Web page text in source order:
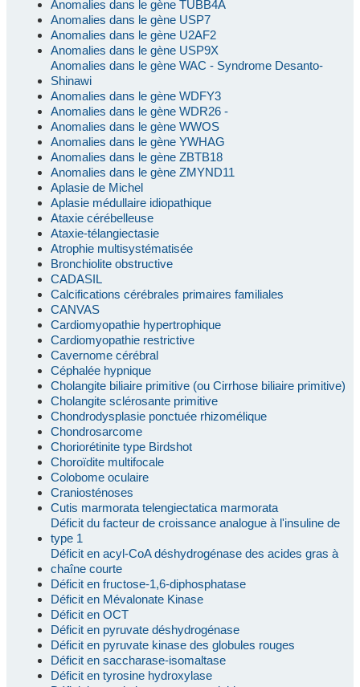
Anomalies dans le gène TUBB4A
Anomalies dans le gène USP7
Anomalies dans le gène U2AF2
Anomalies dans le gène USP9X
Anomalies dans le gène WAC - Syndrome Desanto-
Shinawi
Anomalies dans le gène WDFY3
Anomalies dans le gène WDR26 -
Anomalies dans le gène WWOS
Anomalies dans le gène YWHAG
Anomalies dans le gène ZBTB18
Anomalies dans le gène ZMYND11
Aplasie de Michel
Aplasie médullaire idiopathique
Ataxie cérébelleuse
Ataxie-télangiectasie
Atrophie multisystématisée
Bronchiolite obstructive
CADASIL
Calcifications cérébrales primaires familiales
CANVAS
Cardiomyopathie hypertrophique
Cardiomyopathie restrictive
Cavernome cérébral
Céphalée hypnique
Cholangite biliaire primitive (ou Cirrhose biliaire primitive)
Cholangite sclérosante primitive
Chondrodysplasie ponctuée rhizomélique
Chondrosarcome
Choriorétinite type Birdshot
Choroïdite multifocale
Colobome oculaire
Craniosténoses
Cutis marmorata telengiectatica marmorata
Déficit du facteur de croissance analogue à l'insuline de
type 1
Déficit en acyl-CoA déshydrogénase des acides gras à
chaîne courte
Déficit en fructose-1,6-diphosphatase
Déficit en Mévalonate Kinase
Déficit en OCT
Déficit en pyruvate déshydrogénase
Déficit en pyruvate kinase des globules rouges
Déficit en saccharase-isomaltase
Déficit en tyrosine hydroxylase